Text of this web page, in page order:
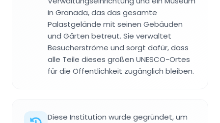
in Granada, das das gesamte
Palastgelände mit seinen Gebäuden
und Gärten betreut. Sie verwaltet
Besucherströme und sorgt dafür, dass
alle Teile dieses großen UNESCO-Ortes
für die Öffentlichkeit zugänglich bleiben.
Diese Institution wurde gegründet, um